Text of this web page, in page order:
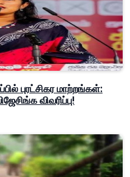
புரட்சிகர மாற்றங்கள்:
விவரிப்பு!